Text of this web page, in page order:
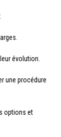
évolution.
une procédure
options et